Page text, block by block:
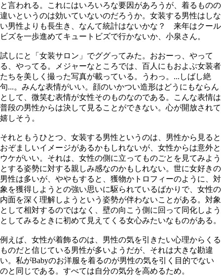
と言われる。これにはいろいろな要因があろうが、着るものの
違いというのは効いていないのだろうか。女装する男性はしな
い男性よりも長生き、なんて統計はないかな？ 来年はクール
ビズを一歩進めてキュートビズで行かないか、小泉さん。
試しにと「女装サロン」でググってみた。おおーっ、やって
る、やってる。メジャーなところでは、百人にもおよぶ女装者
たちを美しく撮った写真が載っている。うわっ。...しばし絶
句...。みんな表情がいい。顔のいかつい造形はどうにもならん
として、微笑む表情が女性そのものなのである。こんな表情は
普段の男性からは決して見ることができない。心が開放されて
嬉しそう。
それともうひとつ、女装する男性というのは、男性から見ると
おぞましいイメージがあるかもしれないが、女性からは意外と
ウケがいい。それは、女性の側に立ってものごとを見てみよう
とする姿勢に対する親しみ感なのかもしれない。世に女好きの
男性は多いが、ややもすると、獲物かトロフィーのように、対
象を獲得しようとの強い思いに駆られているばかりで、女性の
内面を深く理解しようという姿勢が伴わないことがある。対象
として相対するのではなく、壁の向こう側に回って同化しよう
としてみるときに初めて見えてくる女心みたいなものがある。
例えば、女性が着飾るのは、男性の気を引きたい心理からくる
ものだと信じている男性が多いようだが、それは大きな勘違
い。私がBabyのお洋服を着るのが男性の気を引く目的でない
のと同じである。すべては自分の気分を高めるため。